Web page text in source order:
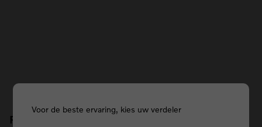
Voor de beste ervaring, kies uw verdeler
Prefix